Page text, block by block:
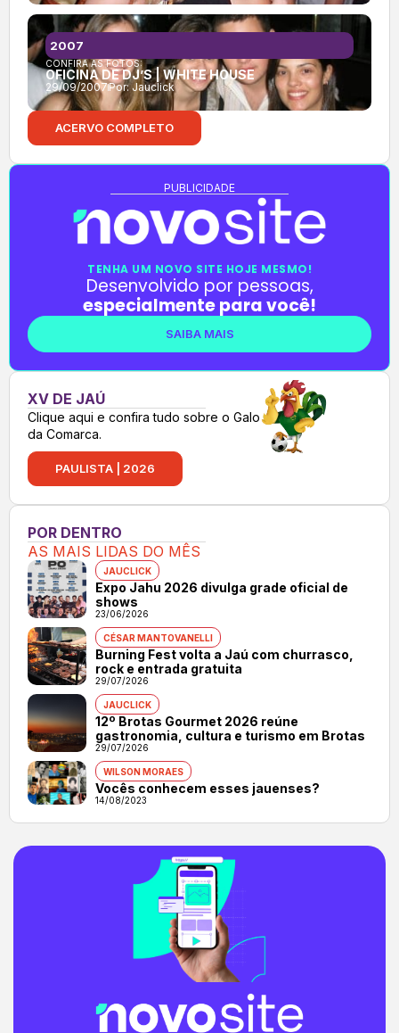
CONFIRA AS FOTOS:
OFICINA DE DJ’S | WHITE HOUSE
29/09/2007Por:Jauclick
2007
ACERVO COMPLETO
PUBLICIDADE
TENHA UM NOVO SITE HOJE MESMO!
Desenvolvido por pessoas,
especialmente para você!
SAIBA MAIS
XV DE JAÚ
Clique aqui e confira tudo sobre o Galo
da Comarca.
PAULISTA | 2026
POR DENTRO
AS MAIS LIDAS DO MÊS
JAUCLICK
Expo Jahu 2026 divulga grade oficial de
shows
23/06/2026
CÉSAR MANTOVANELLI
Burning Fest volta a Jaú com churrasco,
rock e entrada gratuita
29/07/2026
JAUCLICK
12º Brotas Gourmet 2026 reúne
gastronomia, cultura e turismo em Brotas
29/07/2026
WILSON MORAES
Vocês conhecem esses jauenses?
14/08/2023